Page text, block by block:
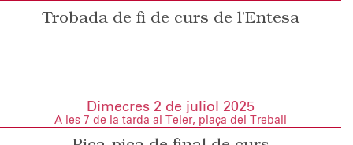
Trobada de fi de curs de l’Entesa
Dimecres 2 de juliol 2025
A les 7 de la tarda al Teler, plaça del Treball